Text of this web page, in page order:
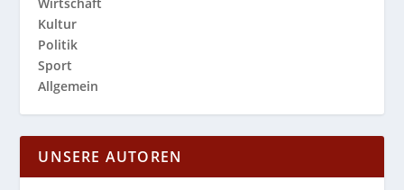
Wirtschaft
Kultur
Politik
Sport
Allgemein
UNSERE AUTOREN